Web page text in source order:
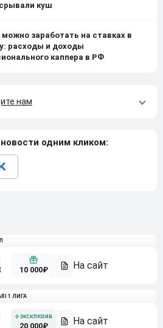
куш
можно заработать на ставках в
расходы и доходы
каппера в РФ
нам
одним кликом:
10 000₽
1 ЛИГА
20 000₽